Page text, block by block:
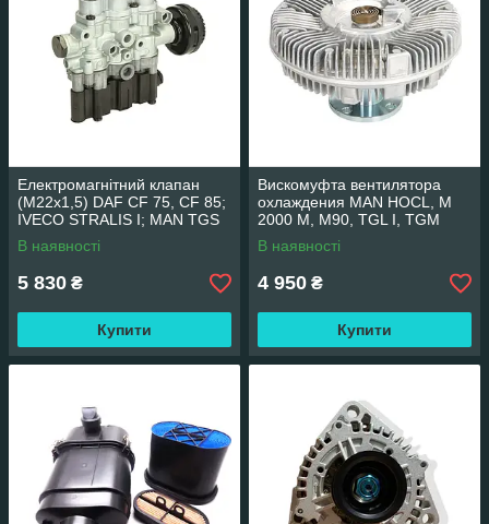
Електромагнітний клапан
(M22x1,5) DAF CF 75, CF 85;
IVECO STRALIS I; MAN TGS
I, TGX PNEUMATICS PN-
10153
В наявності
5 830 ₴
Купити
Вискомуфта вентилятора
охлаждения MAN HOCL, M
2000 M, M90, TGL I, TGM
THERMOTEC D5MA002TT
В наявності
4 950 ₴
Купити